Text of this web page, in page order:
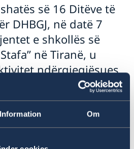
Information Om
së 16 Ditëve të
DHBGJ, në datë 7
e shkollës së
në Tiranë, u
ndërgjegjësues
të kësaj